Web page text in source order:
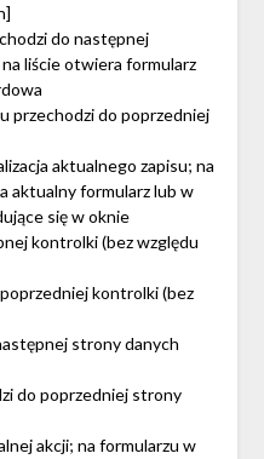
do następnej
liście otwiera formularz
przechodzi do poprzedniej
aktualnego zapisu; na
aktualny formularz lub w
się w oknie
kontrolki (bez względu
kontrolki (bez
strony danych
do poprzedniej strony
akcji; na formularzu w